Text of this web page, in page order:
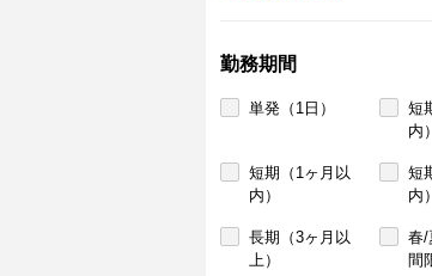
勤務期間
単発（1日）
短
内）
短期（1ヶ月以
内）
短
内）
長期（3ヶ月以
上）
春/
間